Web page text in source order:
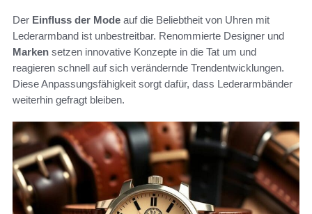
Der Einfluss der Mode auf die Beliebtheit von Uhren mit
Lederarmband ist unbestreitbar. Renommierte Designer und
Marken setzen innovative Konzepte in die Tat um und
reagieren schnell auf sich verändernde Trendentwicklungen.
Diese Anpassungsfähigkeit sorgt dafür, dass Lederarmbänder
weiterhin gefragt bleiben.